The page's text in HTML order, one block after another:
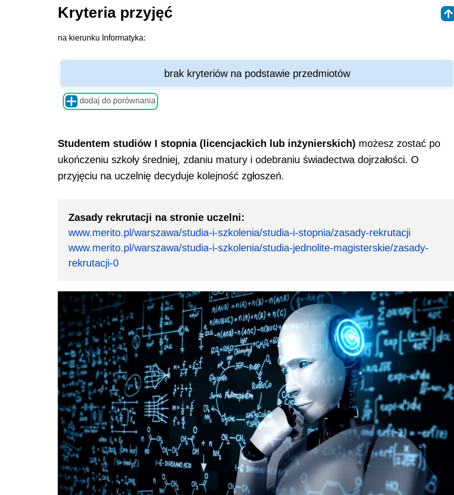
Kryteria przyjęć
na kierunku Informatyka:
brak kryteriów na podstawie przedmiotów
dodaj do porównania
Studentem studiów I stopnia (licencjackich lub inżynierskich) możesz zostać po
ukończeniu szkoły średniej, zdaniu matury i odebraniu świadectwa dojrzałości. O
przyjęciu na uczelnię decyduje kolejność zgłoszeń.
Zasady rekrutacji na stronie uczelni:
www.merito.pl/warszawa/studia-i-szkolenia/studia-i-stopnia/zasady-rekrutacji
www.merito.pl/warszawa/studia-i-szkolenia/studia-jednolite-magisterskie/zasady-
rekrutacji-0